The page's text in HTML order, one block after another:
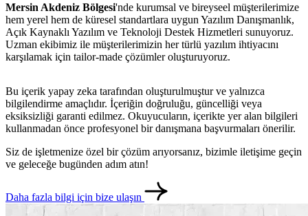
Mersin Akdeniz Bölgesi'nde kurumsal ve bireyseel müşterilerimize
hem yerel hem de küresel standartlara uygun Yazılım Danışmanlık,
Açık Kaynaklı Yazılım ve Teknoloji Destek Hizmetleri sunuyoruz.
Uzman ekibimiz ile müşterilerimizin her türlü yazılım ihtiyacını
karşılamak için tailor-made çözümler oluşturuyoruz.
Bu içerik yapay zeka tarafından oluşturulmuştur ve yalnızca
bilgilendirme amaçlıdır. İçeriğin doğruluğu, güncelliği veya
eksiksizliği garanti edilmez. Okuyucuların, içerikte yer alan bilgileri
kullanmadan önce profesyonel bir danışmana başvurmaları önerilir.
Siz de işletmenize özel bir çözüm arıyorsanız, bizimle iletişime geçin
ve geleceğe bugünden adım atın!
Daha fazla bilgi için bize ulaşın